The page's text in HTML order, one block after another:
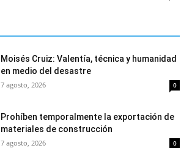
Moisés Cruiz: Valentía, técnica y humanidad
en medio del desastre
7 agosto, 2026 0
Prohíben temporalmente la exportación de
materiales de construcción
7 agosto, 2026 0